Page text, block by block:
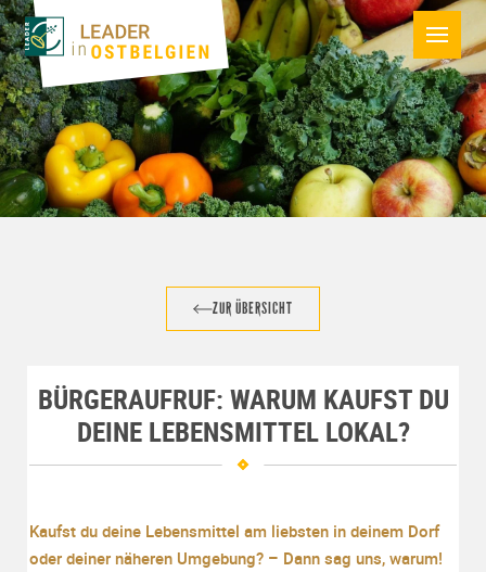
ZUR ÜBERSICHT
BÜRGERAUFRUF: WARUM KAUFST DU
DEINE LEBENSMITTEL LOKAL?
Kaufst du deine Lebensmittel am liebsten in deinem Dorf
oder deiner näheren Umgebung? – Dann sag uns, warum!